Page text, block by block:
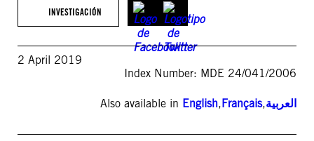
INVESTIGACIÓN
2 April 2019
Index Number: MDE 24/041/2006
Also available in English,Français,العربية